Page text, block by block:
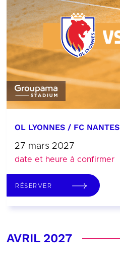
OL LYONNES / FC NANTES
27 mars 2027
date et heure à confirmer
RÉSERVER
AVRIL 2027